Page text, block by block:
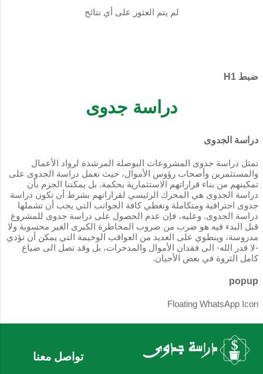
لم يتم العثور على أي نتائج
ضبط H1
دراسة جدوى
دراسة الجدوى
تمثل دراسة جدوى المشروعات البوصلة المرشدة لرواد الأعمال
والمستثمرين وأصحاب رؤوس الأموال، حيث تعمل دراسة الجدوى على
تمكينهم من بناء قراراتهم الاستثمارية بحكمة. بل يمكننا الجزم بأن
دراسة الجدوى هي المحرك الرئيسي لقراراتهم بشرط أن تكون دراسة
جدوى احترافية ومتكاملة وتغطي كافة الجوانب التي يجب أن تشملها
دراسة الجدوى. وعليه، فإن عدم الحصول على دراسة جدوى للمشروع
قبل البدء فيه هو ضرب من ضروب المخاطرة الكبرى الغير محسوبة ولا
مدروسة، وينطوي على العديد من العواقب الوخيمة التي يمكن أن تؤدي
-لا قدر الله- الى فقدان الأموال والمدخرات، بل وقد تصل الى ضياع
كامل الثروة في بعض الأحيان.
popup
Floating WhatsApp Icon
تواصل معنا